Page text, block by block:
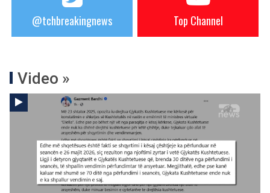
@tchbreakingnews Top Channel
Video »